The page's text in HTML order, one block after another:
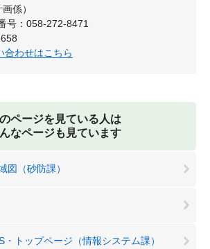
係）
号：058-272-8471
合わせはこちら
ページを見ている人は
なページも見ています
図（砂防課）
トップページ（情報システム課）